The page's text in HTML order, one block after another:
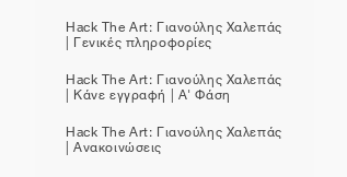
Hack The Art: Γιανούλης Χαλεπάς
| Γενικές πληροφορίες
Hack The Art: Γιανούλης Χαλεπάς
| Κάνε εγγραφή | Α' Φάση
Hack The Art: Γιανούλης Χαλεπάς
| Ανακοινώσεις